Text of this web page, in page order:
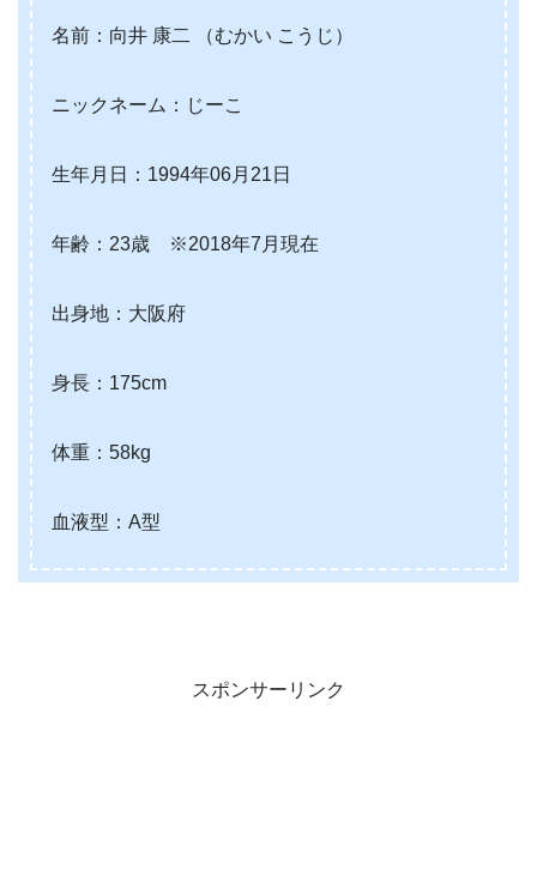
名前：向井 康二 （むかい こうじ）
ニックネーム：じーこ
生年月日：1994年06月21日
年齢：23歳 ※2018年7月現在
出身地：大阪府
身長：175cm
体重：58kg
血液型：A型
スポンサーリンク